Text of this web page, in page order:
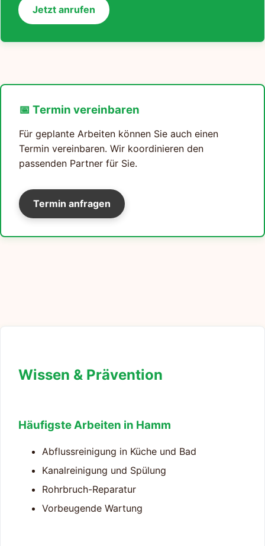
Jetzt anrufen
📅 Termin vereinbaren
Für geplante Arbeiten können Sie auch einen
Termin vereinbaren. Wir koordinieren den
passenden Partner für Sie.
Termin anfragen
Wissen & Prävention
Häufigste Arbeiten in Hamm
Abflussreinigung in Küche und Bad
Kanalreinigung und Spülung
Rohrbruch-Reparatur
Vorbeugende Wartung